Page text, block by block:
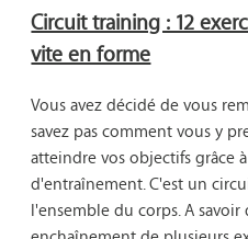
Circuit training : 12
vite en forme
Vous avez décidé de vous
savez pas comment vous y
atteindre vos objectifs grâce
d'entraînement. C'est un
l'ensemble du corps. A